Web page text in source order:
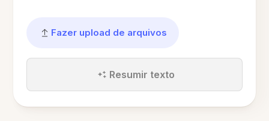
Fazer upload de arquivos
Resumir texto